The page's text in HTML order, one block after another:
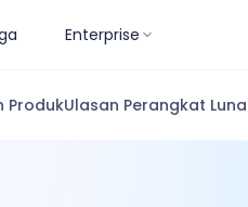
Enterprise
ProdukUlasan Perangkat